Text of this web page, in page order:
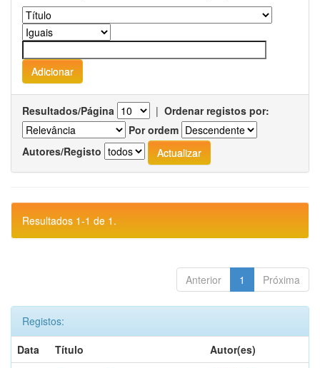
Resultados/Página | Ordenar registos por:
Por ordem
Autores/Registo
Resultados 1-1 de 1.
Anterior 1 Próxima
Registos:
Data
Título
Autor(es)